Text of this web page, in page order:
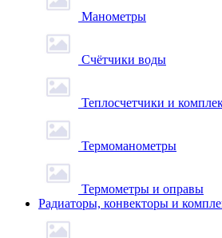
Манометры
Счётчики воды
Теплосчетчики и
Термоманометры
Термометры и оправы
Радиаторы, конвекторы и